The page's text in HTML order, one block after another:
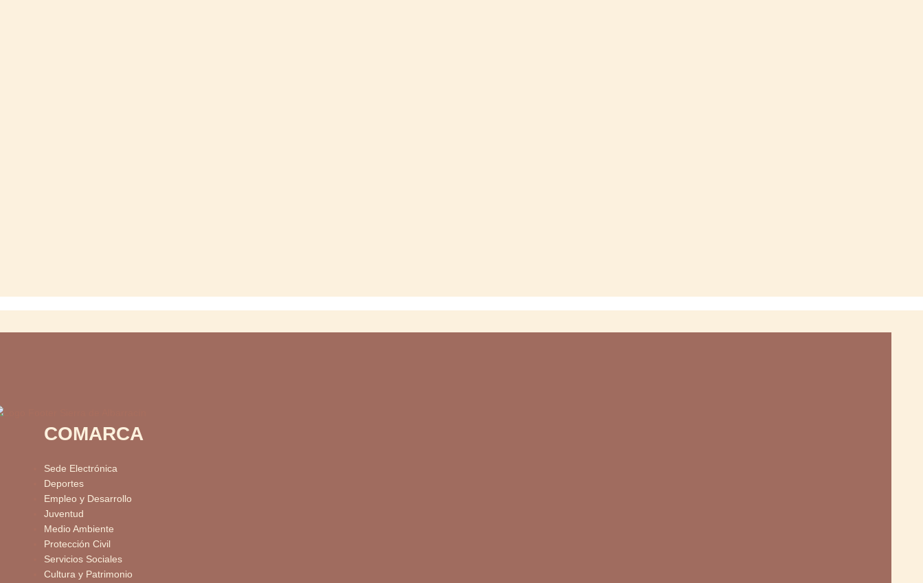
COMARCA
Sede Electrónica
Deportes
Empleo y Desarrollo
Juventud
Medio Ambiente
Protección Civil
Servicios Sociales
Cultura y Patrimonio